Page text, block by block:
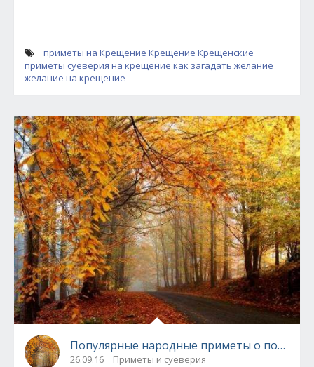
приметы на Крещение Крещение Крещенские
приметы суеверия на крещение как загадать желание
желание на крещение
Популярные народные приметы о погоде
26.09.16 Приметы и суеверия